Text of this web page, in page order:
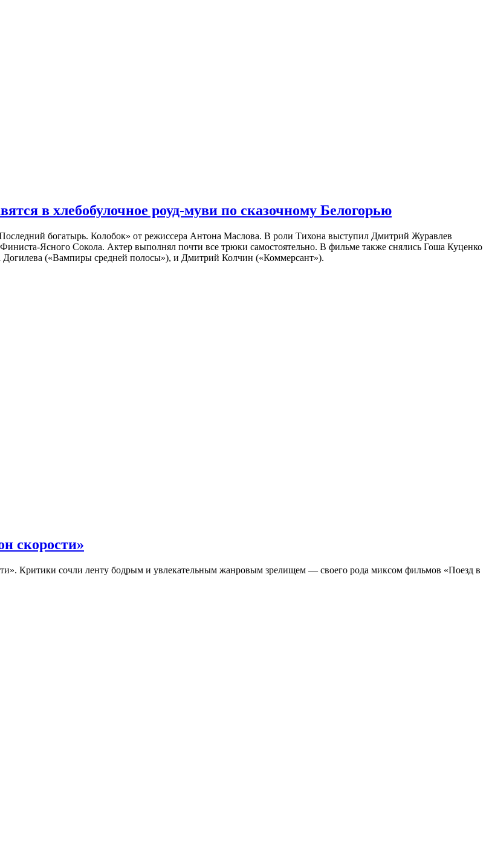
в хлебобулочное роуд-муви по сказочному Белогорью
богатырь. Колобок» от режиссера Антона Маслова. В роли Тихона выступил Дмитрий Журавлев
Ясного Сокола. Актер выполнял почти все трюки самостоятельно. В фильме также снялись Гоша Куценко
(«Вампиры средней полосы»), и Дмитрий Колчин («Коммерсант»).
скорости»
Критики сочли ленту бодрым и увлекательным жанровым зрелищeм — своего рода миксом фильмов «Поезд в